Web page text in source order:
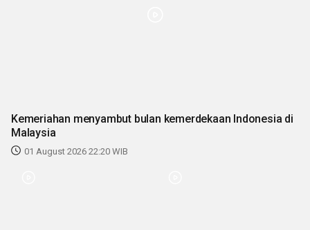
Kemeriahan menyambut bulan kemerdekaan Indonesia di
Malaysia
01 August 2026 22:20 WIB